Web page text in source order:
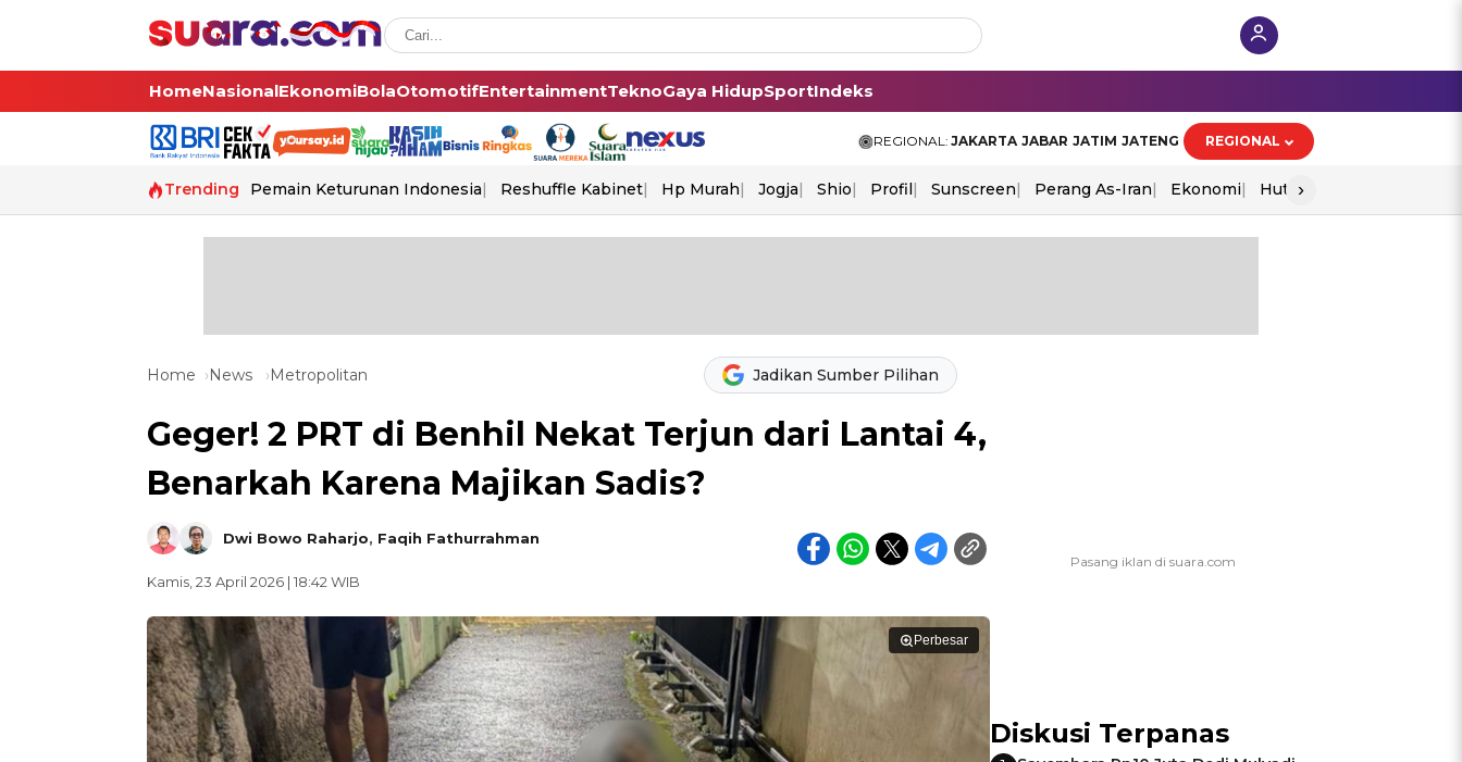
HomeNasionalEkonomiBolaOtomotifEntertainmentTeknoGaya HidupSportIndeks
REGIONAL: JAKARTA JABAR JATIM JATENG REGIONAL
Trending Pemain Keturunan Indonesia Reshuffle Kabinet Hp Murah Jogja Shio Profil Sunscreen Perang As-Iran Ekonomi Hut Ri
›
Home News Metropolitan Jadikan Sumber Pilihan
Geger! 2 PRT di Benhil Nekat Terjun dari Lantai 4,
Benarkah Karena Majikan Sadis?
Dwi Bowo Raharjo, Faqih Fathurrahman
Kamis, 23 April 2026 | 18:42 WIB
Perbesar
Diskusi Terpanas